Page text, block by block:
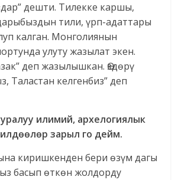
дешти. Тилекке каршы,
тили, үрп-адаттары
калган. Монголиянын
улуту жазылат экен.
деп жазылышкан. Өздөрү
Таластан келгенбиз” деп
илимий, архелогиялык
зарыл го дейм.
киришкенден бери өзүм дагы
басып өткөн жолдорду